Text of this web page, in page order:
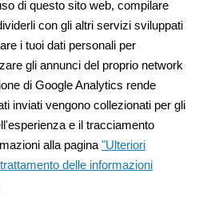
di questo sito web, compilare
con gli altri servizi sviluppati
i tuoi dati personali per
gli annunci del proprio network
di Google Analytics rende
inviati vengono collezionati per gli
e il tracciamento
alla pagina"Ulteriori
delle informazioni